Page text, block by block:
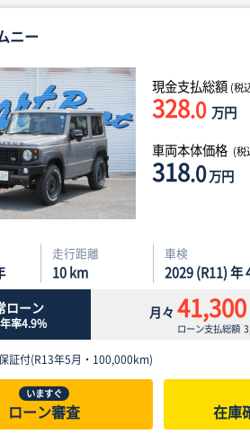
ニー
現金支払総額 (税
328.0 万円
車両本体価格 (税
318.0万円
走行距離
10km
車検
2029 (R11) 年
ローン
率4.9%
月々 41,300
ローン支払総額
証付(R13年5月・100,000km)
いますぐ
ローン審査 在庫